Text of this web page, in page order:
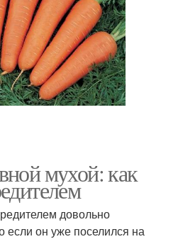
мухой: как
довольно
если он уже поселился на